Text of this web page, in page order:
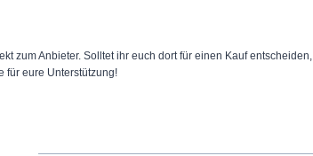
zum Anbieter. Solltet ihr euch dort für einen Kauf entscheiden,
für eure Unterstützung!